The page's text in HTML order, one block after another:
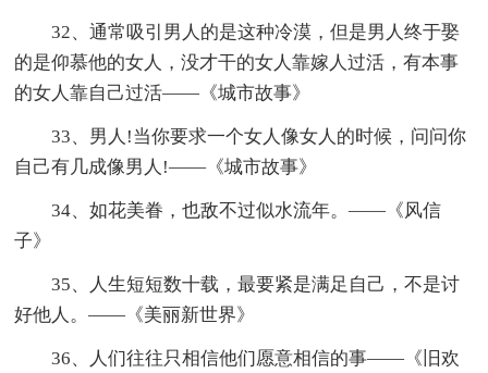
32、通常吸引男人的是这种冷漠，但是男人终于娶
的是仰慕他的女人，没才干的女人靠嫁人过活，有本事
的女人靠自己过活——《城市故事》
33、男人!当你要求一个女人像女人的时候，问问你
自己有几成像男人!——《城市故事》
34、如花美眷，也敌不过似水流年。——《风信
子》
35、人生短短数十载，最要紧是满足自己，不是讨
好他人。——《美丽新世界》
36、人们往往只相信他们愿意相信的事——《旧欢